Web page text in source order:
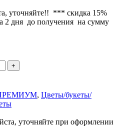
уточняйте!! *** скидка 15%
2 дня до получения на сумму
, Цветы/букеты/
уточняйте при оформлении